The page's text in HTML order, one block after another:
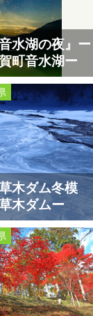
水湖の夜』ー
町音水湖ー
木ダム冬模
木ダムー